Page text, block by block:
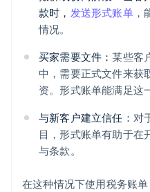
款时， 发送形式账单，
情况。
买家需要文件：某些客
中，需要正式文件来获
资。形式账单能满足这
与新客户建立信任： 对
目，形式账单有助于在
与条款。
在这种情况下使用税务账单